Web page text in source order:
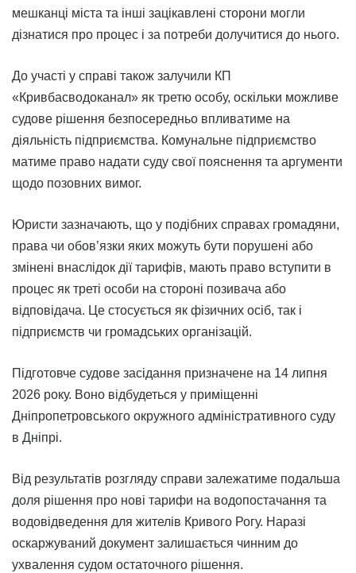
мешканці міста та інші зацікавлені сторони могли
дізнатися про процес і за потреби долучитися до нього.
До участі у справі також залучили КП
«Кривбасводоканал» як третю особу, оскільки можливе
судове рішення безпосередньо впливатиме на
діяльність підприємства. Комунальне підприємство
матиме право надати суду свої пояснення та аргументи
щодо позовних вимог.
Юристи зазначають, що у подібних справах громадяни,
права чи обов’язки яких можуть бути порушені або
змінені внаслідок дії тарифів, мають право вступити в
процес як треті особи на стороні позивача або
відповідача. Це стосується як фізичних осіб, так і
підприємств чи громадських організацій.
Підготовче судове засідання призначене на 14 липня
2026 року. Воно відбудеться у приміщенні
Дніпропетровського окружного адміністративного суду
в Дніпрі.
Від результатів розгляду справи залежатиме подальша
доля рішення про нові тарифи на водопостачання та
водовідведення для жителів Кривого Рогу. Наразі
оскаржуваний документ залишається чинним до
ухвалення судом остаточного рішення.